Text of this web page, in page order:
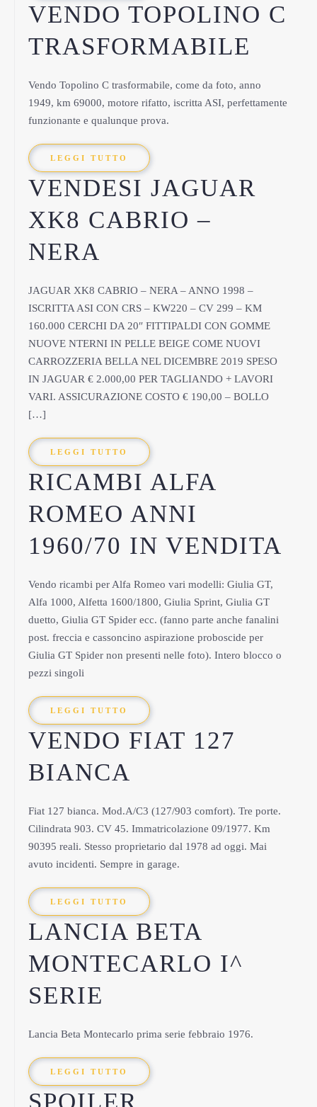
VENDO TOPOLINO C
TRASFORMABILE
Vendo Topolino C trasformabile, come da foto, anno
1949, km 69000, motore rifatto, iscritta ASI, perfettamente
funzionante e qualunque prova.
LEGGI TUTTO
VENDESI JAGUAR
XK8 CABRIO –
NERA
JAGUAR XK8 CABRIO – NERA – ANNO 1998 –
ISCRITTA ASI CON CRS – KW220 – CV 299 – KM
160.000 CERCHI DA 20″ FITTIPALDI CON GOMME
NUOVE NTERNI IN PELLE BEIGE COME NUOVI
CARROZZERIA BELLA NEL DICEMBRE 2019 SPESO
IN JAGUAR € 2.000,00 PER TAGLIANDO + LAVORI
VARI. ASSICURAZIONE COSTO € 190,00 – BOLLO
[…]
LEGGI TUTTO
RICAMBI ALFA
ROMEO ANNI
1960/70 IN VENDITA
Vendo ricambi per Alfa Romeo vari modelli: Giulia GT,
Alfa 1000, Alfetta 1600/1800, Giulia Sprint, Giulia GT
duetto, Giulia GT Spider ecc. (fanno parte anche fanalini
post. freccia e cassoncino aspirazione proboscide per
Giulia GT Spider non presenti nelle foto). Intero blocco o
pezzi singoli
LEGGI TUTTO
VENDO FIAT 127
BIANCA
Fiat 127 bianca. Mod.A/C3 (127/903 comfort). Tre porte.
Cilindrata 903. CV 45. Immatricolazione 09/1977. Km
90395 reali. Stesso proprietario dal 1978 ad oggi. Mai
avuto incidenti. Sempre in garage.
LEGGI TUTTO
LANCIA BETA
MONTECARLO I^
SERIE
Lancia Beta Montecarlo prima serie febbraio 1976.
LEGGI TUTTO